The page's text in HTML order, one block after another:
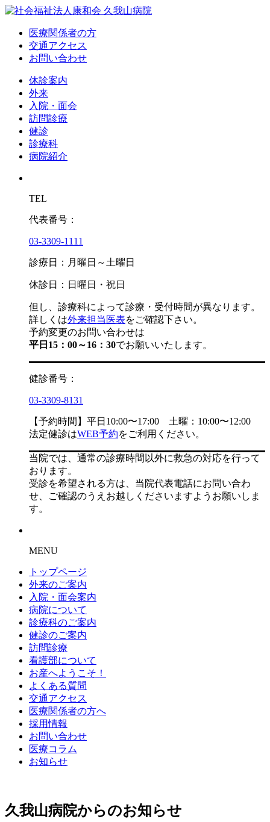
医療関係者の方
交通アクセス
お問い合わせ
休診案内
外来
入院・面会
訪問診療
健診
診療科
病院紹介
TEL
代表番号：
03-3309-1111
診療日：月曜日～土曜日
休診日：日曜日・祝日
但し、診療科によって診療・受付時間が異なります。
詳しくは外来担当医表をご確認下さい。
予約変更のお問い合わせは
平日15：00～16：30でお願いいたします。
健診番号：
03-3309-8131
【予約時間】平日10:00〜17:00 土曜：10:00〜12:00
法定健診はWEB予約をご利用ください。
当院では、通常の診療時間以外に救急の対応を行って
おります。
受診を希望される方は、当院代表電話にお問い合わ
せ、ご確認のうえお越しくださいますようお願いしま
す。
MENU
トップページ
外来のご案内
入院・面会案内
病院について
診療科のご案内
健診のご案内
訪問診療
看護部について
お産へようこそ！
よくある質問
交通アクセス
医療関係者の方へ
採用情報
お問い合わせ
医療コラム
お知らせ
久我山病院からのお知らせ